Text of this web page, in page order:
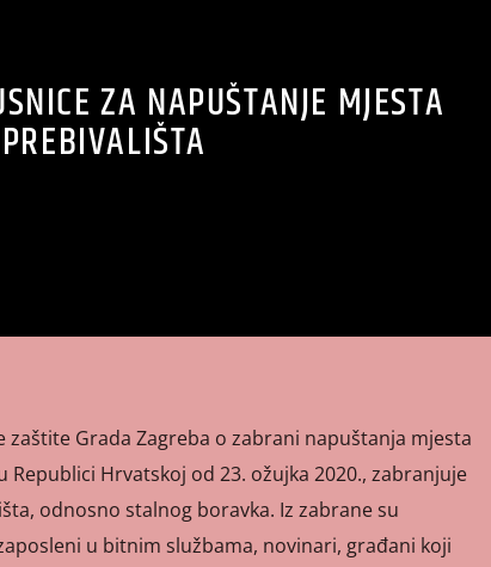
ZA NAPUŠTANJE MJESTA
PREBIVALIŠTA
zaštite Grada Zagreba o zabrani napuštanja mjesta
Hrvatskoj od 23. ožujka 2020., zabranjuje
odnosno stalnog boravka. Iz zabrane su
u bitnim službama, novinari, građani koji